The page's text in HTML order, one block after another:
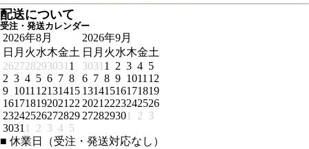
配送について
受注・発送カレンダー
2026年8月
日 月 火水木金土
262728293031 1
2 3 4 5 6 7 8
9 1011 12131415
161718192021 22
23242526272829
3031 1 2 3 4 5
2026年9月
日 月 火水木金土
3031 1 2 3 4 5
6 7 8 9 1011 12
13141516171819
2021 2223242526
272829301 2 3
■ 休業日（受注・発送対応なし）